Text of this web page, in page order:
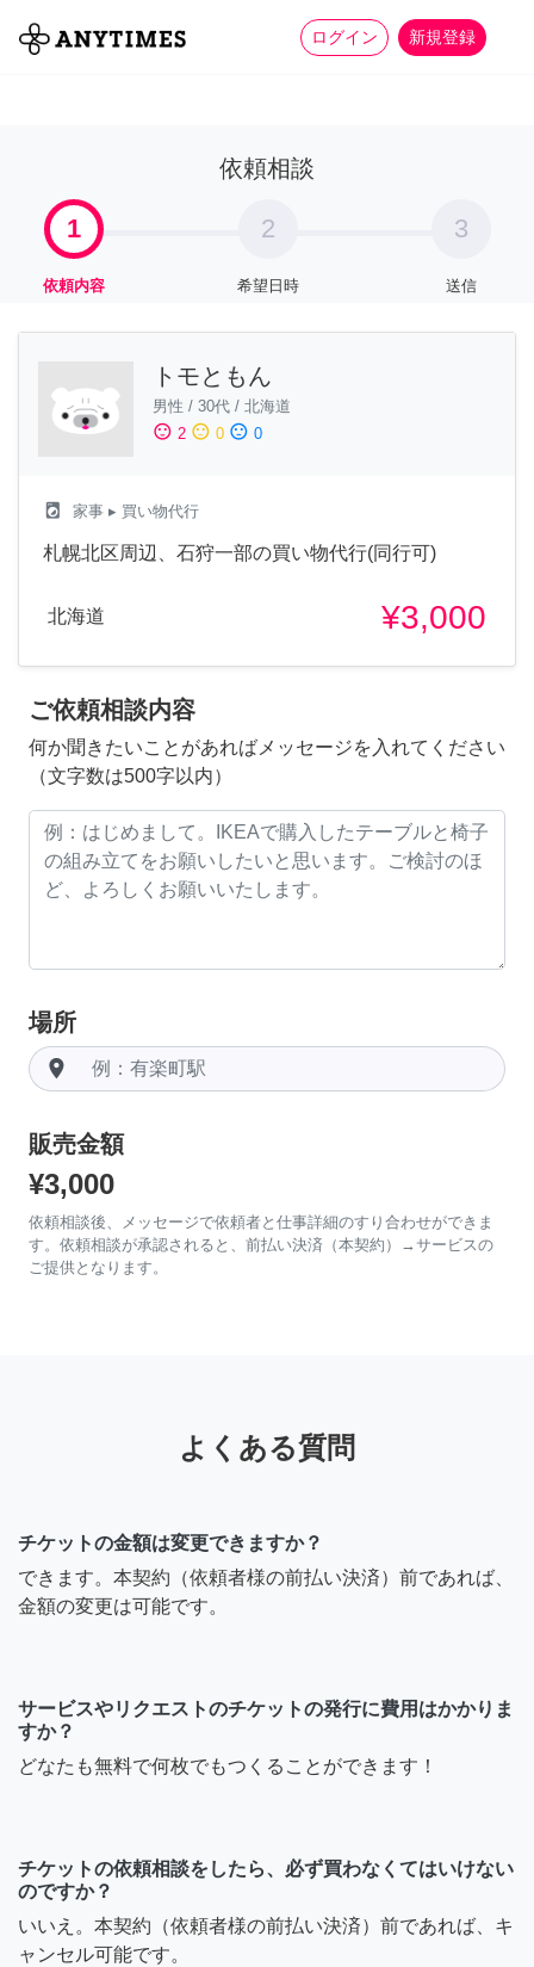
ログイン 新規登録
全て 家事 more_horiz
依頼相談
1
依頼内容
2
希望日時
3
送信
トモともん
男性 / 30代 / 北海道
sentiment_satisfied 2 sentiment_neutral 0 sentiment_dissatisfied 0
local_laundry_service 家事 ▸ 買い物代行
札幌北区周辺、石狩一部の買い物代行(同行可)
北海道 ¥3,000
ご依頼相談内容
何か聞きたいことがあればメッセージを入れてください
（文字数は500字以内）
場所
room
販売金額
¥3,000
依頼相談後、メッセージで依頼者と仕事詳細のすり合わせができま
す。依頼相談が承認されると、前払い決済（本契約）→サービスの
ご提供となります。
よくある質問
チケットの金額は変更できますか？
できます。本契約（依頼者様の前払い決済）前であれば、
金額の変更は可能です。
サービスやリクエストのチケットの発行に費用はかかりま
すか？
どなたも無料で何枚でもつくることができます！
チケットの依頼相談をしたら、必ず買わなくてはいけない
のですか？
いいえ。本契約（依頼者様の前払い決済）前であれば、キ
ャンセル可能です。